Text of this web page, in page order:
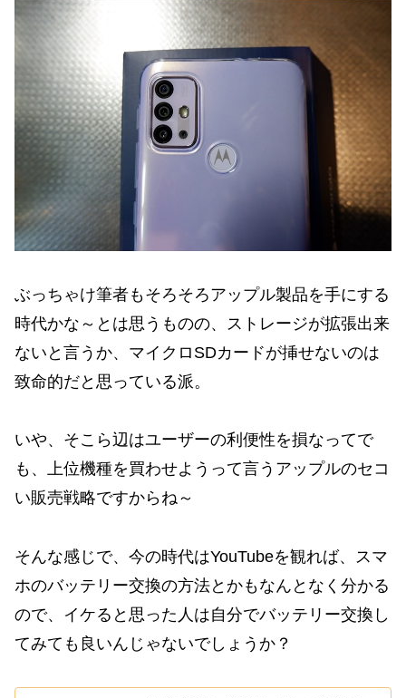
ぶっちゃけ筆者もそろそろアップル製品を手にする
時代かな～とは思うものの、ストレージが拡張出来
ないと言うか、マイクロSDカードが挿せないのは
致命的だと思っている派。
いや、そこら辺はユーザーの利便性を損なってで
も、上位機種を買わせようって言うアップルのセコ
い販売戦略ですからね～
そんな感じで、今の時代はYouTubeを観れば、スマ
ホのバッテリー交換の方法とかもなんとなく分かる
ので、イケると思った人は自分でバッテリー交換し
てみても良いんじゃないでしょうか？